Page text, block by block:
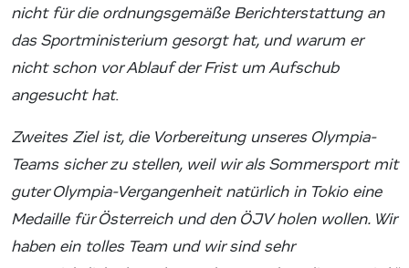
nicht für die ordnungsgemäße Berichterstattung an
das Sportministerium gesorgt hat, und warum er
nicht schon vor Ablauf der Frist um Aufschub
angesucht hat.
Zweites Ziel ist, die Vorbereitung unseres Olympia-
Teams sicher zu stellen, weil wir als Sommersport mit
guter Olympia-Vergangenheit natürlich in Tokio eine
Medaille für Österreich und den ÖJV holen wollen. Wir
haben ein tolles Team und wir sind sehr